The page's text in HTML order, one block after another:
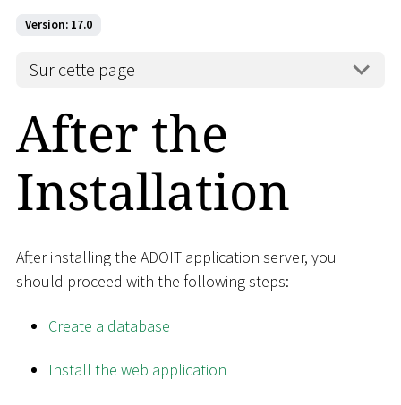
Version: 17.0
Sur cette page
After the
Installation
After installing the ADOIT application server, you
should proceed with the following steps:
Create a database
Install the web application